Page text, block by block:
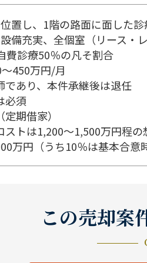
置し、1階の路面に面した
備充実、全個室（リース・
費診療50％の凡そ割合
450万円/月
であり、本件承継後は退任
必須
期借家）
トは1,200～1,500万円程の
万円（うち10％は基本合意
この売却案